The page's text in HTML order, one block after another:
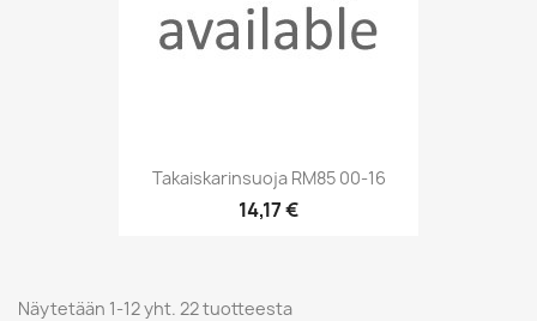
Takaiskarinsuoja RM85 00-16
14,17 €
Näytetään 1-12 yht. 22 tuotteesta